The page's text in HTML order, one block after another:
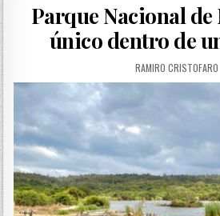
Parque Nacional
único dentro de
AUTHOR:
RAMIRO CRISTOFARO